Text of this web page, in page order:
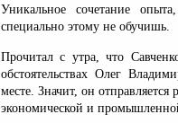
Уникальное сочетание
специально этому не обучишь.
Прочитал с утра, что
обстоятельствах Олег
месте. Значит, он отправляется
экономической и